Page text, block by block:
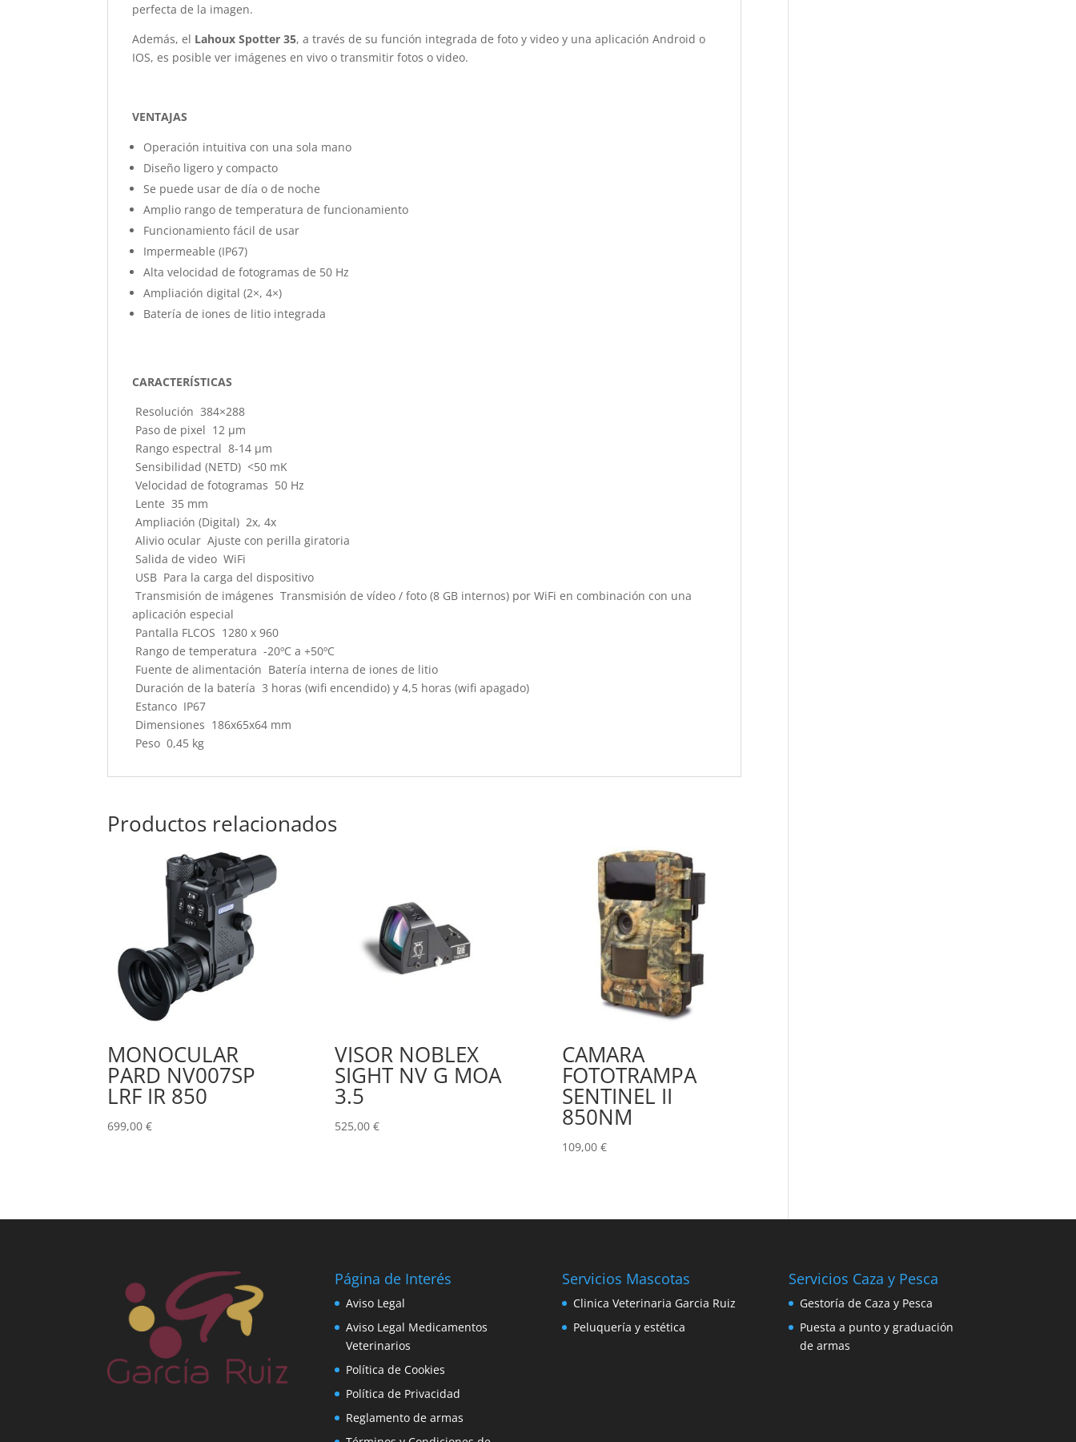
perfecta de la imagen.
Además, el Lahoux Spotter 35, a través de su función integrada de foto y video y una aplicación Android o
IOS, es posible ver imágenes en vivo o transmitir fotos o video.
VENTAJAS
Operación intuitiva con una sola mano
Diseño ligero y compacto
Se puede usar de día o de noche
Amplio rango de temperatura de funcionamiento
Funcionamiento fácil de usar
Impermeable (IP67)
Alta velocidad de fotogramas de 50 Hz
Ampliación digital (2×, 4×)
Batería de iones de litio integrada
CARACTERÍSTICAS
Resolución 384×288
Paso de pixel 12 µm
Rango espectral 8-14 µm
Sensibilidad (NETD) <50 mK
Velocidad de fotogramas 50 Hz
Lente 35 mm
Ampliación (Digital) 2x, 4x
Alivio ocular Ajuste con perilla giratoria
Salida de video WiFi
USB Para la carga del dispositivo
Transmisión de imágenes Transmisión de vídeo / foto (8 GB internos) por WiFi en combinación con una
aplicación especial
Pantalla FLCOS 1280 x 960
Rango de temperatura -20ºC a +50ºC
Fuente de alimentación Batería interna de iones de litio
Duración de la batería 3 horas (wifi encendido) y 4,5 horas (wifi apagado)
Estanco IP67
Dimensiones 186x65x64 mm
Peso 0,45 kg
Productos relacionados
MONOCULAR
PARD NV007SP
LRF IR 850
699,00€
VISOR NOBLEX
SIGHT NV G MOA
3.5
525,00 €
CAMARA
FOTOTRAMPA
SENTINEL II
850NM
109,00 €
Página de Interés
Aviso Legal
Aviso Legal Medicamentos
Veterinarios
Política de Cookies
Política de Privacidad
Reglamento de armas
Servicios Mascotas
Clinica Veterinaria Garcia Ruiz
Peluquería y estética
Servicios Caza y Pesca
Gestoría de Caza y Pesca
Puesta a punto y graduación
de armas